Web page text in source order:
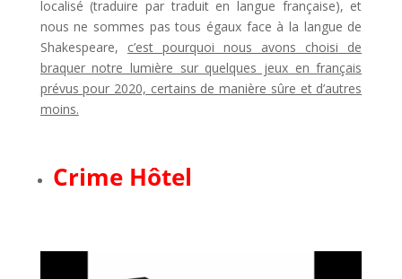
localisé (traduire par traduit en langue française), et
nous ne sommes pas tous égaux face à la langue de
Shakespeare, c’est pourquoi nous avons choisi de
braquer notre lumière sur quelques jeux en français
prévus pour 2020, certains de manière sûre et d’autres
moins.
Crime Hôtel